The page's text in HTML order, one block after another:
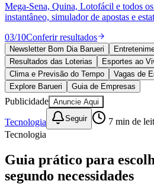
Política
Esportes
Saúde
Segurança
Cultura
Meio Ambiente
Obras
Educação
Bairros de Barueri
AldeiaAldeia da SerraAldeia de Barueri
Mega-Sena, Quina, Lotofácil e todos
instantâneo, simulador de apostas e
03/10Conferir resultados
Newsletter Bom Dia Barueri
Resultados das Loterias
Esportes ao
Clima e Previsão do Tempo
Vagas de
Explore Barueri
Guia de Empresas
Publicidade Anuncie Aqui
Tecnologia Seguir 7 min de
Tecnologia
Guia prático para
segundo necessidades